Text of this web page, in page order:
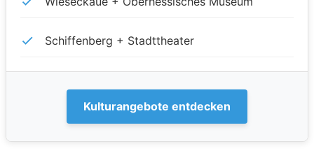
Schiffenberg + Stadttheater
Kulturangebote entdecken